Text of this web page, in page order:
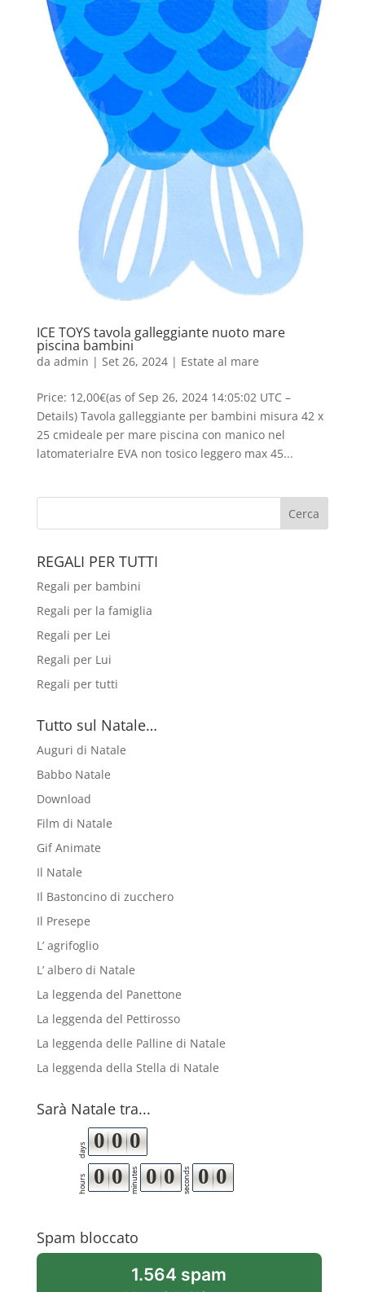
ICE TOYS tavola galleggiante nuoto mare
piscina bambini
da admin | Set 26, 2024| Estate al mare
Price: 12,00€(as of Sep 26, 2024 14:05:02 UTC –
Details) Tavola galleggiante per bambini misura 42 x
25 cmideale per mare piscina con manico nel
latomaterialre EVA non tosico leggero max 45...
REGALI PER TUTTI
Regali per bambini
Regali per la famiglia
Regali per Lei
Regali per Lui
Regali per tutti
Tutto sul Natale…
Auguri di Natale
Babbo Natale
Download
Film di Natale
Gif Animate
Il Natale
Il Bastoncino di zucchero
Il Presepe
L’ agrifoglio
L’ albero di Natale
La leggenda del Panettone
La leggenda del Pettirosso
La leggenda delle Palline di Natale
La leggenda della Stella di Natale
Sarà Natale tra...
days 0 0 0
hours 0 0 minutes 0 0 seconds 0 0
Spam bloccato
1.564 spam